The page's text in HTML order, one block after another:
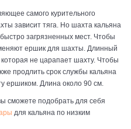
самого курительного
зависит тяга. Но шахта кальяна
загрязненных мест. Чтобы
ершик для шахты. Длинный
не царапает шахту. Чтобы
продлить срок службы кальяна
ершиком. Длина около 90 см.
сможете подобрать для себя
для кальяна по низким